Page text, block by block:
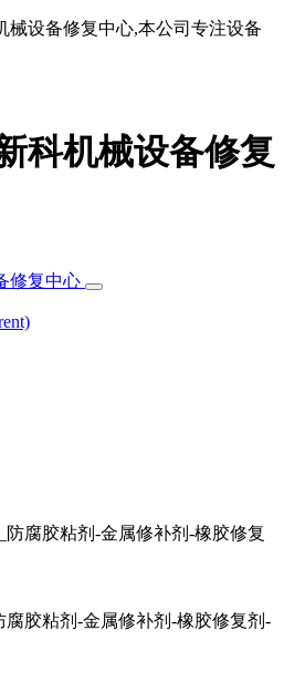
械设备修复中心,本公司专注设备
胶粘剂-金属修补剂-橡胶修复剂-